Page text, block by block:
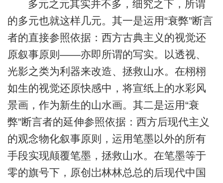
多元之元其实并不多，细究之下，所谓
的多元也就这样几元。其一是运用“衰弊”断言
者的直接参照依据：西方古典主义的视觉还
原叙事原则——亦即所谓的写实。以透视、
光影之类为利器来改造、拯救山水。在栩栩
如生的视觉还原快感中，将宣纸上的水彩风
景画，作为新生的山水画。其二是运用“衰
弊”断言者的延伸参照依据：西方后现代主义
的观念物化叙事原则，运用笔墨以外的所有
手段实现颠覆笔墨，拯救山水。在笔墨等于
零的旗号下，原创岀林林总总的后现代中国